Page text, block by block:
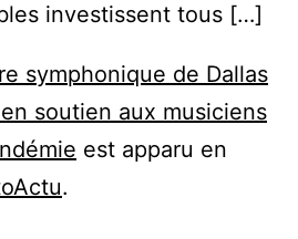
investissent tous […]
symphonique de Dallas
soutien aux musiciens
est apparu en
.